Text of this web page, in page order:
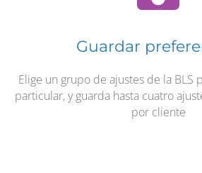
Guardar
Elige un grupo de ajustes de la BLS
particular, y guarda hasta cuatro
por cliente